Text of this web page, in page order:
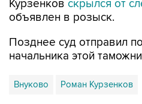
Позднее суд отправил
Внуково Роман Курзенков